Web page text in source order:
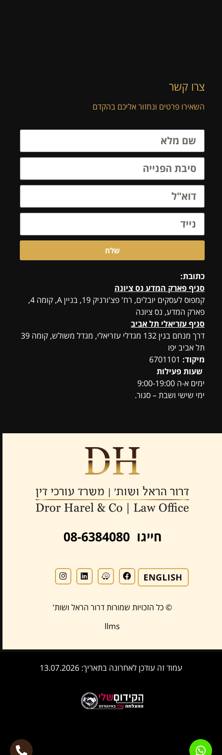
צרו קשר
השאירו פרטים ונחזור אליכם בהקדם
שלח
כתובת:
סניף פארק המדע נס ציונה
קמפוס לעסקים יובלים, רח' פצ'ורניק 19, בניין A, קומה 4,
פארק המדע, נס ציונה
סניף עזריאלי תל אביב
דרך מנחם בגין 132 מגדלי עזריאלי, מגדל משולש, קומה 39
תל אביב יפו
מיקוד:
שעות פעילות
ימים א-ה 9:00-19:00
ימי שישי ושבת – סגור.
חייגו 08-6384080
© כל הזכויות שמורות דרור הראל ושות'
llms
עמוד זה עודכן לאחרונה בתאריך: 13.07.2026